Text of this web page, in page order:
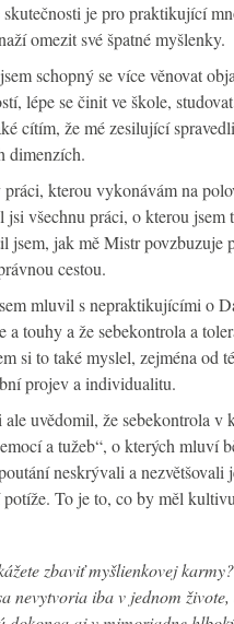
je pro praktikující
omezit své špatné myšlenky.
schopný se více věnovat
lépe se činit ve škole,
cítím, že mé zesilující
dimenzích.
kterou vykonávám na
jsi všechnu práci, o kterou
jsem, jak mě Mistr povzbuzuje
cestou.
mluvil s nepraktikujícími o
a touhy a že sebekontrola a
si to také myslel, zejména od
projev a individualitu.
ale uvědomil, že sebekontrola v
a tužeb“, o kterých mluví
neskrývali a
To je to, co by měl
zbaviť myšlienkovej
nevytvoria iba v jednom